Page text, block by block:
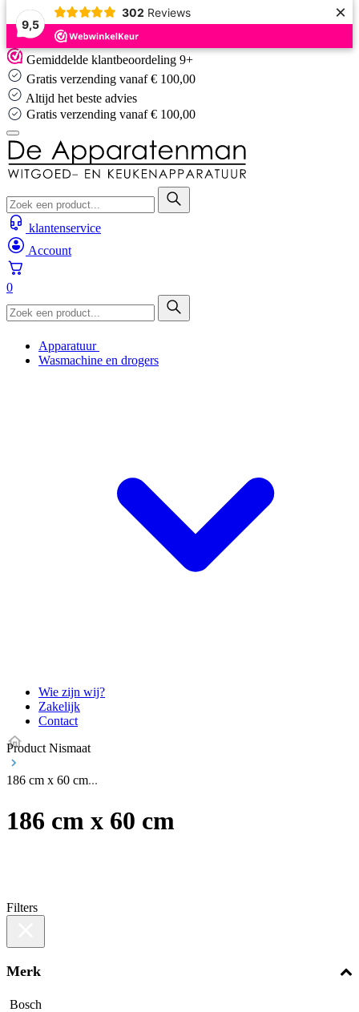
9,5
302 Reviews ×
Skip
to
content
Gemiddelde klantbeoordeling 9+
Gratis verzending vanaf € 100,00
Altijd het beste advies
verzending vanaf € 100,00
klantenservice
Account
0
Apparatuur
Wasmachine en drogers
Wie zijn wij?
Zakelijk
Contact
Product Nismaat
186 cm x 60 cm
186 cm x 60 cm
Filters
Merk
Bosch